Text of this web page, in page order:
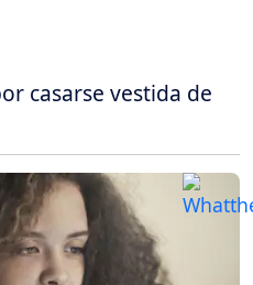
casarse vestida de